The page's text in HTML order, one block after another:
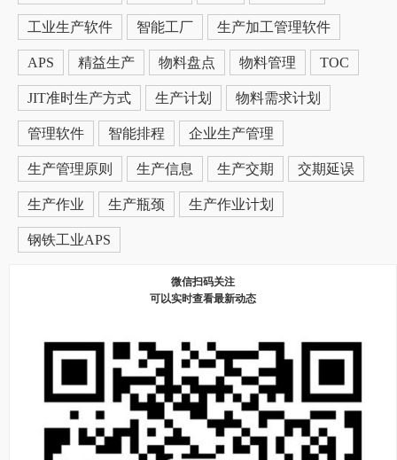
工业生产软件 智能工厂 生产加工管理软件
APS 精益生产 物料盘点 物料管理 TOC
JIT准时生产方式 生产计划 物料需求计划
管理软件 智能排程 企业生产管理
生产管理原则 生产信息 生产交期 交期延误
生产作业 生产瓶颈 生产作业计划
钢铁工业APS
微信扫码关注
可以实时查看最新动态